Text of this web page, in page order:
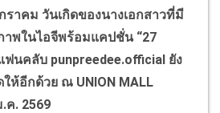
ม วันเกิดของนางเอกสาวที่มี
พในไอจีพร้อมแคปชั่น “27
ฟนคลับ punpreedee.official ยัง
ห้อีกด้วย ณ UNION MALL
ค. 2569